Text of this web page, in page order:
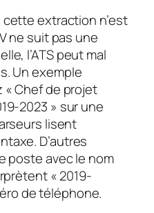
cette extraction n’est
ne suit pas une
l’ATS peut mal
Un exemple
Chef de projet
2023 » sur une
lisent
D’autres
poste avec le nom
« 2019-
de téléphone.